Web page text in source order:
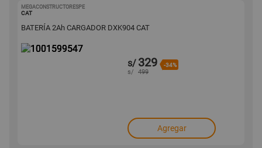
MEGACONSTRUCTORESPE
CAT
BATERÍA 2Ah CARGADOR DXK904 CAT
s/ 329 -34%
s/ 499
Agregar